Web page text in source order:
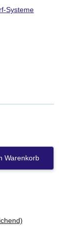
Systeme
Warenkorb